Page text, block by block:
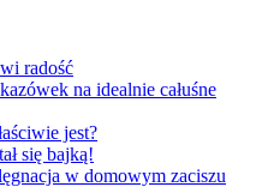
radość
na idealnie całuśne
jest?
się bajką!
w domowym zaciszu